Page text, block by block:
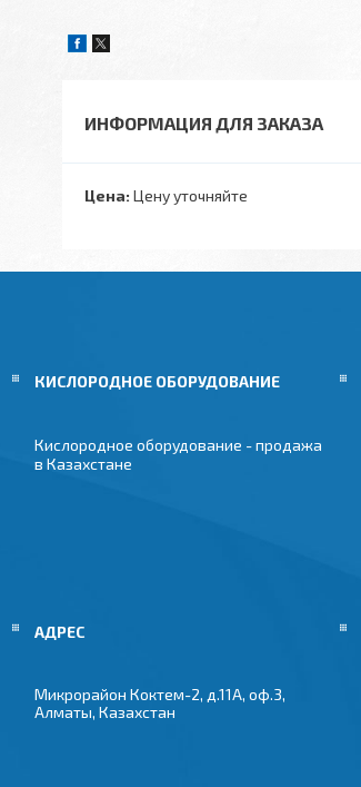
ИНФОРМАЦИЯ ДЛЯ ЗАКАЗА
Цена: Цену уточняйте
КИСЛОРОДНОЕ ОБОРУДОВАНИЕ
Кислородное оборудование - продажа
в Казахстане
Микрорайон Коктем-2, д.11А, оф.3,
Алматы, Казахстан